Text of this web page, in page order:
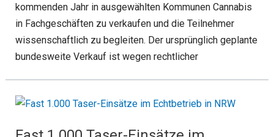
kommenden Jahr in ausgewählten Kommunen Cannabis
in Fachgeschäften zu verkaufen und die Teilnehmer
wissenschaftlich zu begleiten. Der ursprünglich geplante
bundesweite Verkauf ist wegen rechtlicher